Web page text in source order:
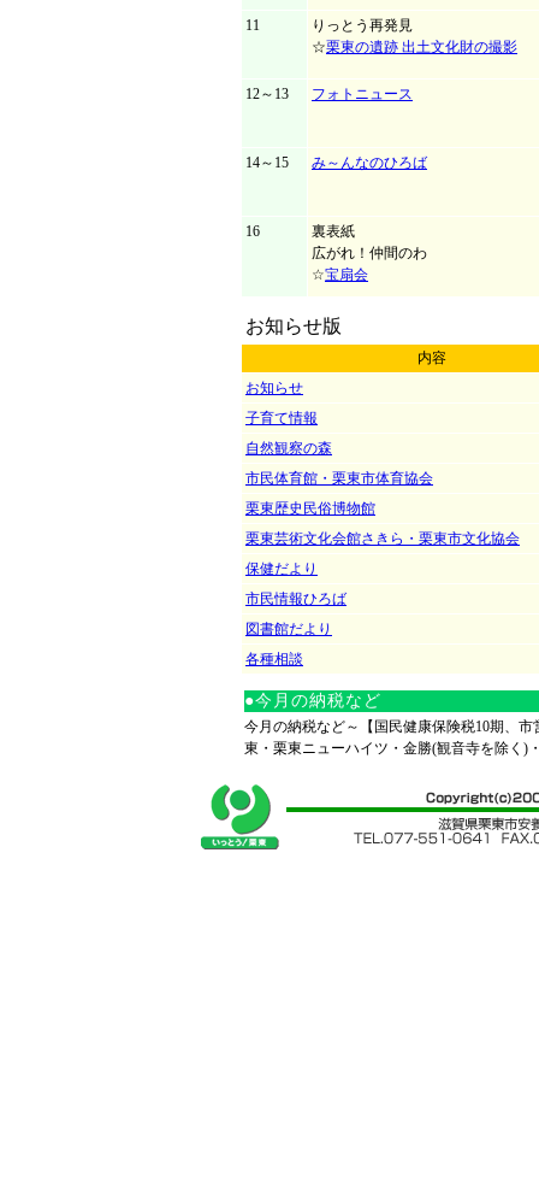
11
りっとう再発見
☆栗東の遺跡 出土文化財の撮影
12～13 フォトニュース
14～15 み～んなのひろば
16
裏表紙
広がれ！仲間のわ
☆宝扇会
お知らせ版
内容
お知らせ
子育て情報
自然観察の森
市民体育館・栗東市体育協会
栗東歴史民俗博物館
栗東芸術文化会館さきら・栗東市文化協会
保健だより
市民情報ひろば
図書館だより
各種相談
●今月の納税など
今月の納税など～【国民健康保険税10期、
東・栗東ニューハイツ・金勝(観音寺を除く)